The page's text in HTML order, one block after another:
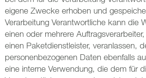
eigene Zwecke erhoben und
Verarbeitung Verantwortliche kann die
einen oder mehrere
einen Paketdienstleister, veranlassen,
personenbezogenen Daten ebenfalls
eine interne Verwendung, die dem für